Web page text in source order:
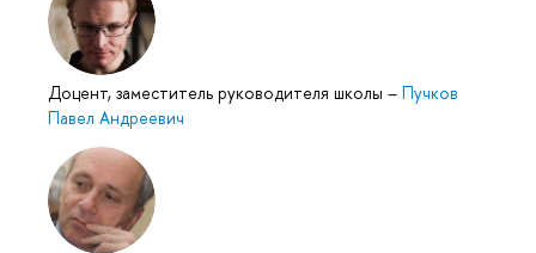
Доцент, заместитель руководителя школы – Пучков
Павел Андреевич